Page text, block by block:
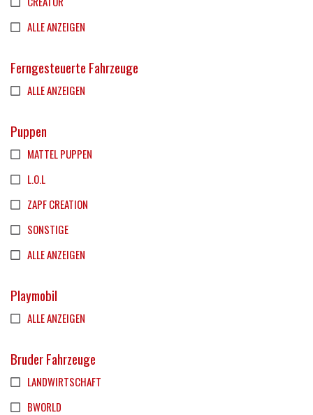
ALLE ANZEIGEN
Ferngesteuerte Fahrzeuge
ALLE ANZEIGEN
Puppen
MATTEL PUPPEN
L.O.L
ZAPF CREATION
SONSTIGE
ALLE ANZEIGEN
Playmobil
ALLE ANZEIGEN
Bruder Fahrzeuge
LANDWIRTSCHAFT
BWORLD